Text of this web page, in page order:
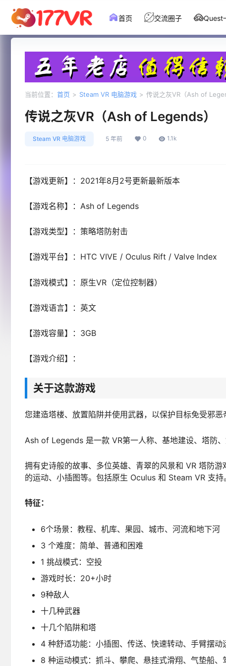
首页 交流圈子 Quest
当前位置： 首页 > Steam VR 电脑游戏 > 传说之灰VR（Ash of
传说之灰VR（Ash of Legends）
Steam VR 电脑游戏 5 年前 0 1.1k
【游戏更新】：2021年8月2号更新最新版本
【游戏名称】：Ash of Legends
【游戏类型】：策略塔防射击
【游戏平台】：HTC VIVE / Oculus Rift / Valve Index
【游戏模式】：原生VR（定位控制器）
【游戏语言】：英文
【游戏容量】：3GB
【游戏介绍】：
关于这款游戏
您建造塔楼、放置陷阱并使用武器，以保护目标免受邪恶
Ash of Legends 是一款 VR第一人称、基地建设、塔防、
拥有史诗般的故事、多位英雄、青翠的风景和 VR 塔防
的运动、小插图等。包括原生 Oculus 和 Steam VR 支持。
特征：
6个场景：教程、机库、果园、城市、河流和地下河
3 个难度：简单、普通和困难
1 挑战模式：空投
游戏时长：20+小时
9种敌人
十几种武器
十几个陷阱和塔
4 种舒适功能：小插图、传送、快速转动、手臂摆动
8 种运动模式：抓斗、攀爬、悬挂式滑翔、气垫船